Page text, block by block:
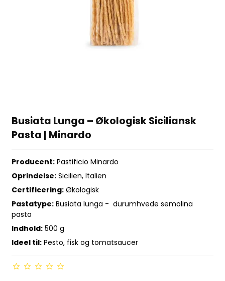
Busiata Lunga – Økologisk Siciliansk
Pasta | Minardo
Producent: Pastificio Minardo
Oprindelse: Sicilien, Italien
Certificering: Økologisk
Pastatype: Busiata lunga - durumhvede semolina
pasta
Indhold: 500 g
Ideel til: Pesto, fisk og tomatsaucer